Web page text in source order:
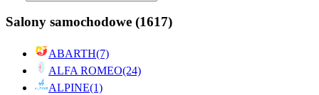
Salony samochodowe (1617)
ABARTH(7)
ALFA ROMEO(24)
ALPINE(1)